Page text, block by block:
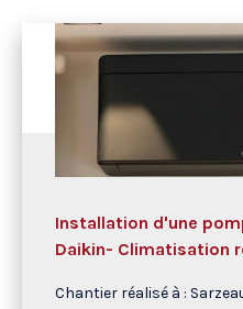
Installation d'une
Daikin- Climatisation
Chantier réalisé à :